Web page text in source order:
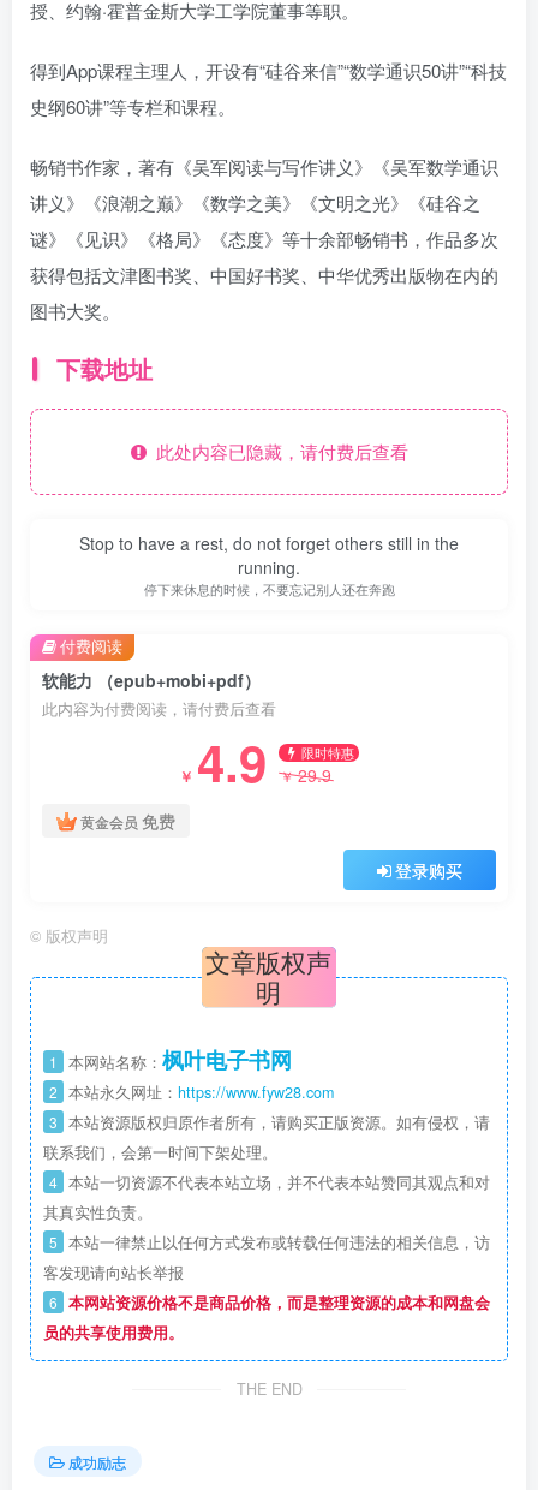
授、约翰·霍普金斯大学工学院董事等职。
得到App课程主理人，开设有“硅谷来信”“数学通识50讲”“科技
史纲60讲”等专栏和课程。
畅销书作家，著有《吴军阅读与写作讲义》《吴军数学通识
讲义》《浪潮之巅》《数学之美》《文明之光》《硅谷之
谜》《见识》《格局》《态度》等十余部畅销书，作品多次
获得包括文津图书奖、中国好书奖、中华优秀出版物在内的
图书大奖。
下载地址
此处内容已隐藏，请付费后查看
Stop to have a rest, do not forget others still in the
running.
停下来休息的时候，不要忘记别人还在奔跑
软能力 （epub+mobi+pdf）
此内容为付费阅读，请付费后查看
￥ 4.9 限时特惠
￥29.9
黄金会员 免费
登录购买
付费阅读
© 版权声明
文章版权声
明
1 本网站名称： 枫叶电子书网
2 本站永久网址： https://www.fyw28.com
3 本站资源版权归原作者所有，请购买正版资源。如有侵权，请
联系我们，会第一时间下架处理。
4 本站一切资源不代表本站立场，并不代表本站赞同其观点和对
其真实性负责。
5 本站一律禁止以任何方式发布或转载任何违法的相关信息，访
客发现请向站长举报
6 本网站资源价格不是商品价格，而是整理资源的成本和网盘会
员的共享使用费用。
THE END
成功励志